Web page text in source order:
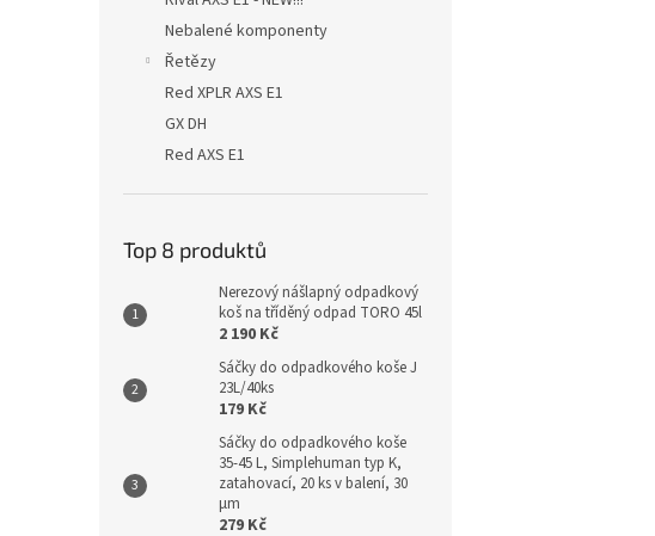
Nebalené komponenty
Řetězy
Red XPLR AXS E1
GX DH
Red AXS E1
Top 8 produktů
Nerezový nášlapný odpadkový
koš na tříděný odpad TORO 45l
2 190 Kč
Sáčky do odpadkového koše J
23L/40ks
179 Kč
Sáčky do odpadkového koše
35-45 L, Simplehuman typ K,
zatahovací, 20 ks v balení, 30
µm
279 Kč